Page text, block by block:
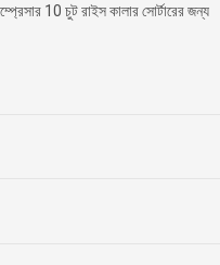
10 চুট রাইস কালার সোর্টারের জন্য